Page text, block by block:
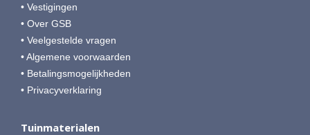
• Vestigingen
• Over GSB
• Veelgestelde vragen
• Algemene voorwaarden
• Betalingsmogelijkheden
• Privacyverklaring
Tuinmaterialen